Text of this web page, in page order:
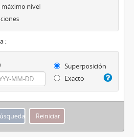
máximo nivel
:
Superposición
Exacto